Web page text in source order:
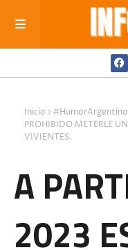
Inicio #HumorArgentino
PROHIBIDO METERLE
VIVIENTES.
A
2023